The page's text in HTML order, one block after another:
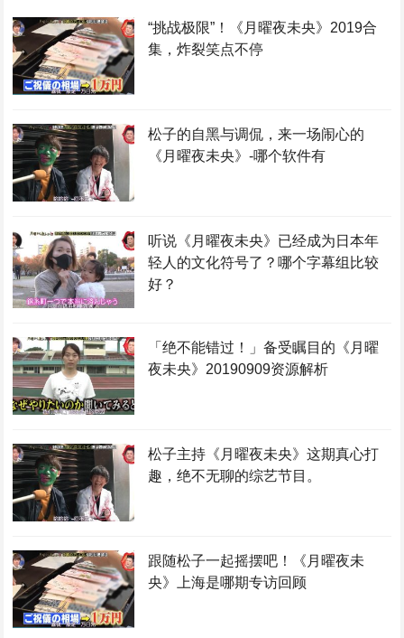
“挑战极限”！《月曜夜未央》2019合
集，炸裂笑点不停
松子的自黑与调侃，来一场闹心的
《月曜夜未央》-哪个软件有
听说《月曜夜未央》已经成为日本年
轻人的文化符号了？哪个字幕组比较
好？
「绝不能错过！」备受瞩目的《月曜
夜未央》20190909资源解析
松子主持《月曜夜未央》这期真心打
趣，绝不无聊的综艺节目。
跟随松子一起摇摆吧！《月曜夜未
央》上海是哪期专访回顾